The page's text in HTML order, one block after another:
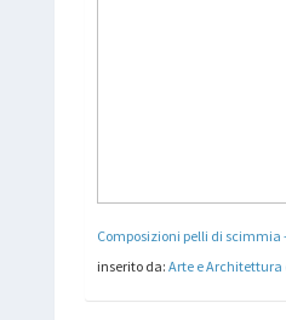
Composizioni pelli di scimmia
inserito da: Arte e Architettura